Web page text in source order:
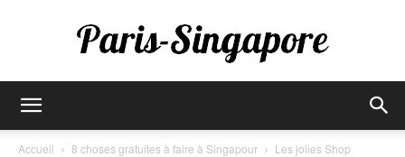
Accueil 8 choses gratuites à faire à Singapour
Les jolies Shop